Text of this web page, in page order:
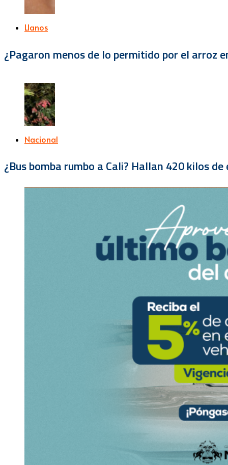
Llanos
¿Pagaron menos de lo permitido por el arroz
Nacional
¿Bus bomba rumbo a Cali? Hallan 420 kilos